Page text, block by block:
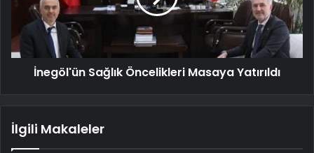
İnegöl'ün Sağlık Öncelikleri Masaya Yatırıldı
İlgili Makaleler